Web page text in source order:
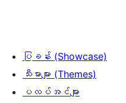
ပြခန်း (Showcase)
သီးမားများ (Themes)
ပလပ်အင်များ